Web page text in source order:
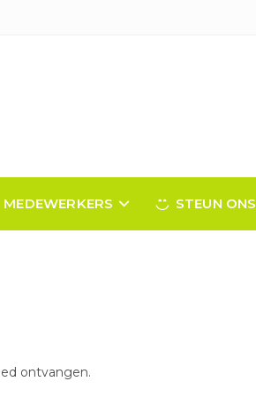
MEDEWERKERS STEUN ONS
ontvangen.